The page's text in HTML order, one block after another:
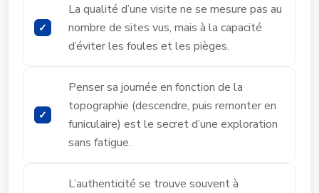
La qualité d’une visite ne se mesure pas au
nombre de sites vus, mais à la capacité
d’éviter les foules et les pièges.
Penser sa journée en fonction de la
topographie (descendre, puis remonter en
funiculaire) est le secret d’une exploration
sans fatigue.
L’authenticité se trouve souvent à